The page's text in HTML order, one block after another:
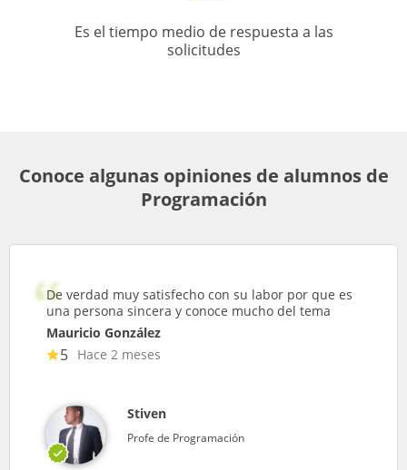
Es el tiempo medio de respuesta a las
solicitudes
Conoce algunas opiniones de alumnos de
Programación
De verdad muy satisfecho con su labor por que es
una persona sincera y conoce mucho del tema
Mauricio González
5 Hace 2 meses
Stiven
Profe de Programación